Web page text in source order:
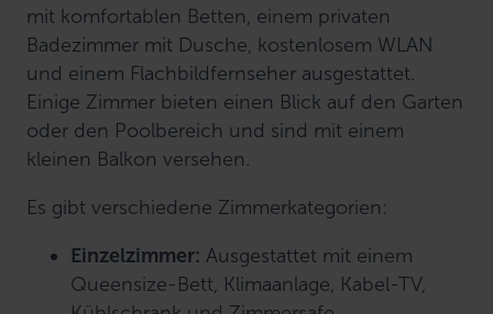
mit komfortablen Betten, einem privaten
Badezimmer mit Dusche, kostenlosem WLAN
und einem Flachbildfernseher ausgestattet.
Einige Zimmer bieten einen Blick auf den Garten
oder den Poolbereich und sind mit einem
kleinen Balkon versehen.
Es gibt verschiedene Zimmerkategorien:
Einzelzimmer: Ausgestattet mit einem
Queensize-Bett, Klimaanlage, Kabel-TV,